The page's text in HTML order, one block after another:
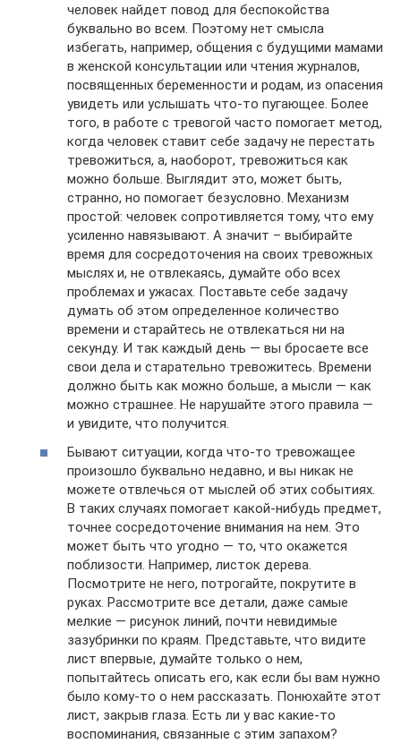
человек найдет повод для беспокойства
буквально во всем. Поэтому нет смысла
избегать, например, общения с будущими мамами
в женской консультации или чтения журналов,
посвященных беременности и родам, из опасения
увидеть или услышать что-то пугающее. Более
того, в работе с тревогой часто помогает метод,
когда человек ставит себе задачу не перестать
тревожиться, а, наоборот, тревожиться как
можно больше. Выглядит это, может быть,
странно, но помогает безусловно. Механизм
простой: человек сопротивляется тому, что ему
усиленно навязывают. А значит – выбирайте
время для сосредоточения на своих тревожных
мыслях и, не отвлекаясь, думайте обо всех
проблемах и ужасах. Поставьте себе задачу
думать об этом определенное количество
времени и старайтесь не отвлекаться ни на
секунду. И так каждый день — вы бросаете все
свои дела и старательно тревожитесь. Времени
должно быть как можно больше, а мысли — как
можно страшнее. Не нарушайте этого правила —
и увидите, что получится.
Бывают ситуации, когда что-то тревожащее
произошло буквально недавно, и вы никак не
можете отвлечься от мыслей об этих событиях.
В таких случаях помогает какой-нибудь предмет,
точнее сосредоточение внимания на нем. Это
может быть что угодно — то, что окажется
поблизости. Например, листок дерева.
Посмотрите не него, потрогайте, покрутите в
руках. Рассмотрите все детали, даже самые
мелкие — рисунок линий, почти невидимые
зазубринки по краям. Представьте, что видите
лист впервые, думайте только о нем,
попытайтесь описать его, как если бы вам нужно
было кому-то о нем рассказать. Понюхайте этот
лист, закрыв глаза. Есть ли у вас какие-то
воспоминания, связанные с этим запахом?